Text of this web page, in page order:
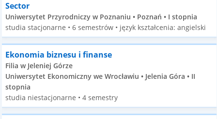
Sector
Uniwersytet Przyrodniczy w Poznaniu • Poznań • I stopnia
studia stacjonarne • 6 semestrów • język kształcenia: angielski
Ekonomia biznesu i finanse
Filia w Jeleniej Górze
Uniwersytet Ekonomiczny we Wrocławiu • Jelenia Góra • II
stopnia
studia niestacjonarne • 4 semestry